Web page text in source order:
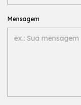
Mensagem